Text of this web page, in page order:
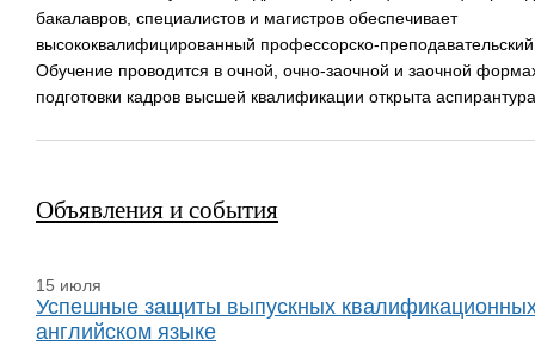
бакалавров, специалистов и магистров обеспечивает
высококвалифицированный профессорско-преподавательский
Обучение проводится в очной, очно-заочной и заочной
подготовки кадров высшей квалификации открыта
Объявления и события
15 июля
Успешные защиты выпускных
английском языке